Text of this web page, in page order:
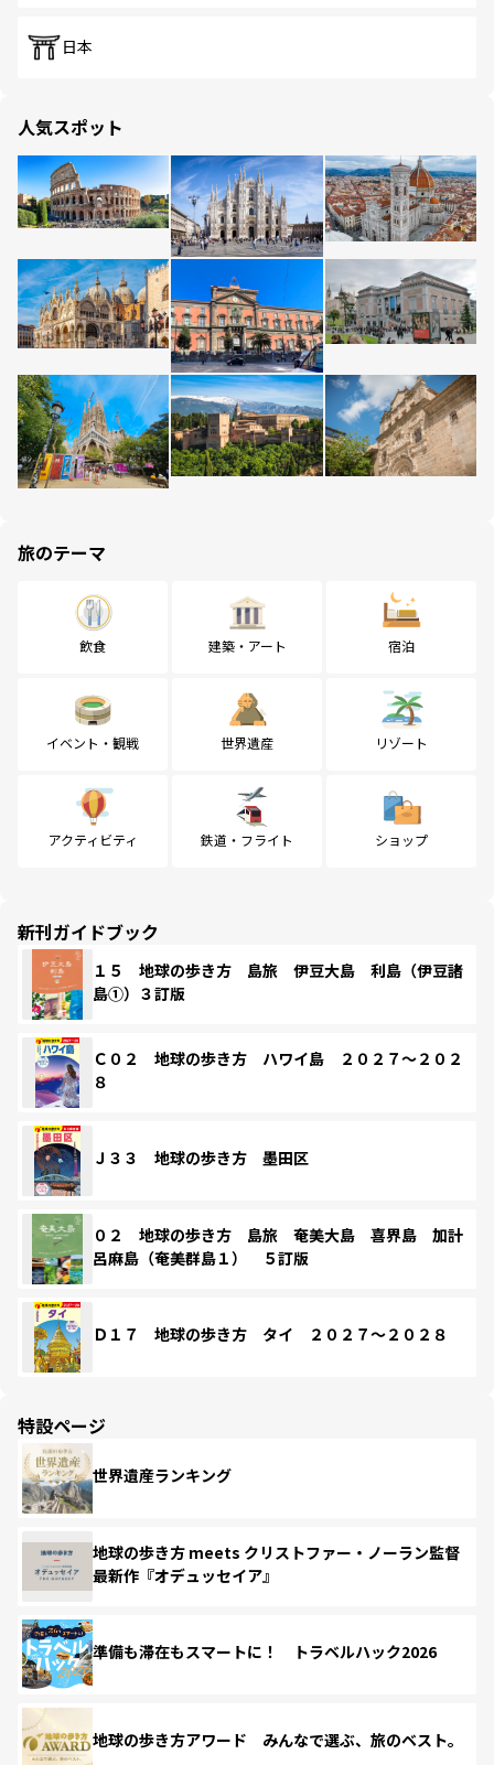
日本
人気スポット
旅のテーマ
飲食 建築・アート 宿泊
イベント・観戦 世界遺産 リゾート
アクティビティ 鉄道・フライト ショップ
新刊ガイドブック
１５ 地球の歩き方 島旅 伊豆大島 利島（伊豆諸
島①）３訂版
Ｃ０２ 地球の歩き方 ハワイ島 ２０２７～２０２
８
Ｊ３３ 地球の歩き方 墨田区
０２ 地球の歩き方 島旅 奄美大島 喜界島 加計
呂麻島（奄美群島１） ５訂版
Ｄ１７ 地球の歩き方 タイ ２０２７～２０２８
特設ページ
世界遺産ランキング
地球の歩き方 meets クリストファー・ノーラン監督
最新作『オデュッセイア』
準備も滞在もスマートに！ トラベルハック2026
地球の歩き方アワード みんなで選ぶ、旅のベスト。